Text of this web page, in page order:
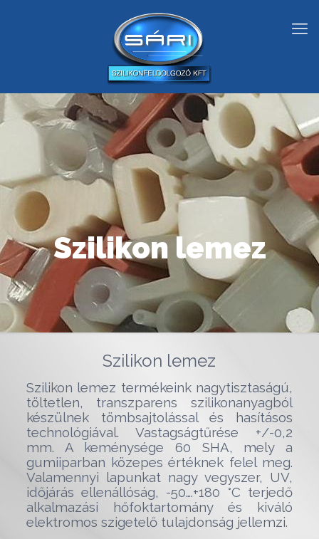
Szilikon lemez
Szilikon lemez
Szilikon lemez termékeink nagytisztaságú,
töltetlen, transzparens szilikonanyagból
készülnek tömbsajtolással és hasításos
technológiával. Vastagságtűrése +/-0,2
mm. A keménysége 60 SHA, mely a
gumiiparban közepes értéknek felel meg.
Valamennyi lapunkat nagy vegyszer, UV,
időjárás ellenállóság, -50….+180 °C terjedő
alkalmazási hőfoktartomány és kiváló
elektromos szigetelő tulajdonság jellemzi.